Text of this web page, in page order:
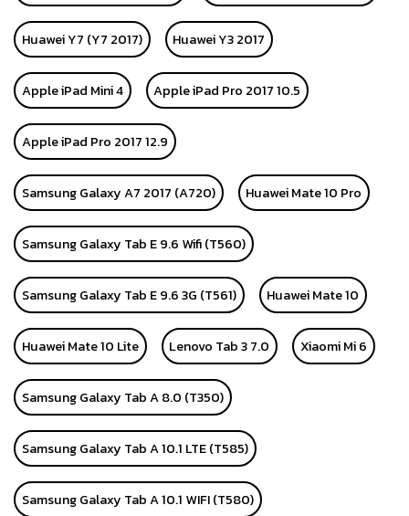
Huawei Y7 (Y7 2017) Huawei Y3 2017
Apple iPad Mini 4 Apple iPad Pro 2017 10.5
Apple iPad Pro 2017 12.9
Samsung Galaxy A7 2017 (A720) Huawei Mate 10 Pro
Samsung Galaxy Tab E 9.6 Wifi (T560)
Samsung Galaxy Tab E 9.6 3G (T561) Huawei Mate 10
Huawei Mate 10 Lite Lenovo Tab 3 7.0 Xiaomi Mi 6
Samsung Galaxy Tab A 8.0 (T350)
Samsung Galaxy Tab A 10.1 LTE (T585)
Samsung Galaxy Tab A 10.1 WIFI (T580)